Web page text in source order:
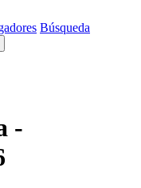
Búsqueda
-